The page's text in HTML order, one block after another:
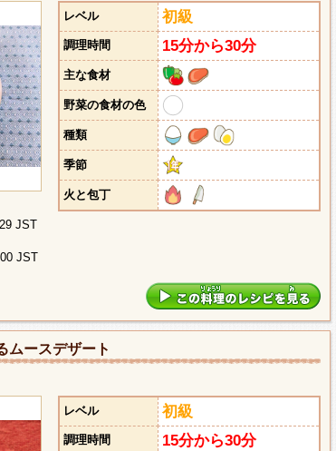
JST
JST
レベル 初級
調理時間 15分から30分
主な食材
野菜の食材の色
種類
季節
火と包丁
ムースデザート
レベル 初級
調理時間 15分から30分